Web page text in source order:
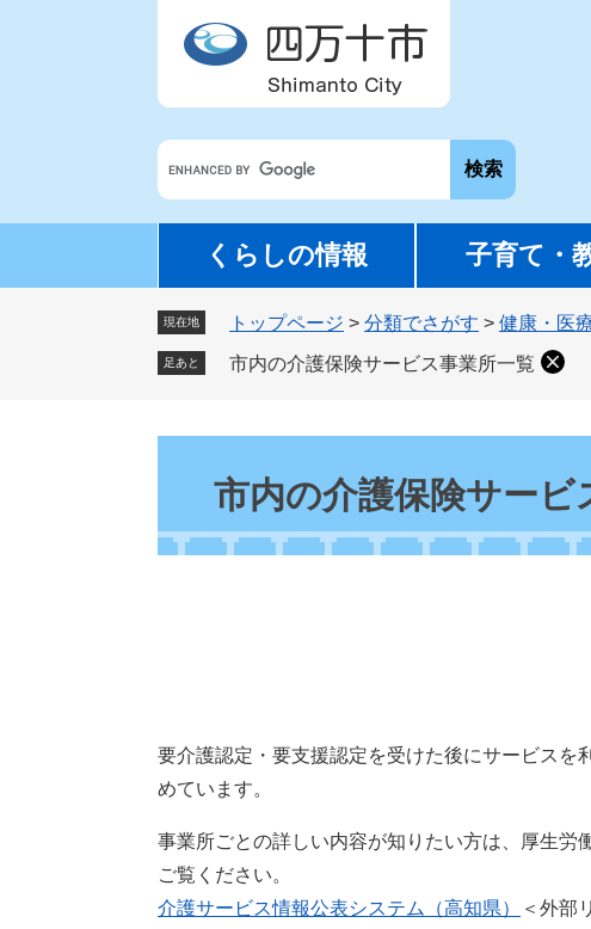
G
カ
ス
検
くらしの情報 子育て・
現在地 トップページ > 分類でさがす > 健康・医
足あと 市内の介護保険サービス事業所一覧
市内の介護保険サービ
要介護認定・要支援認定を受けた後にサービスを
めています。
事業所ごとの詳しい内容が知りたい方は、厚生労
ご覧ください。
介護サービス情報公表システム（高知県）
＜外部